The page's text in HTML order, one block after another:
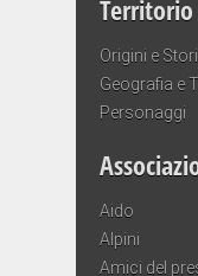
Territorio
Origini e
Geografia e
Personaggi
Aido
Alpini
Amici del